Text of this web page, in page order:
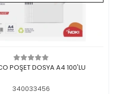
لايوجد في المخزن
POŞET DOSYA A4 100'LU
340033456